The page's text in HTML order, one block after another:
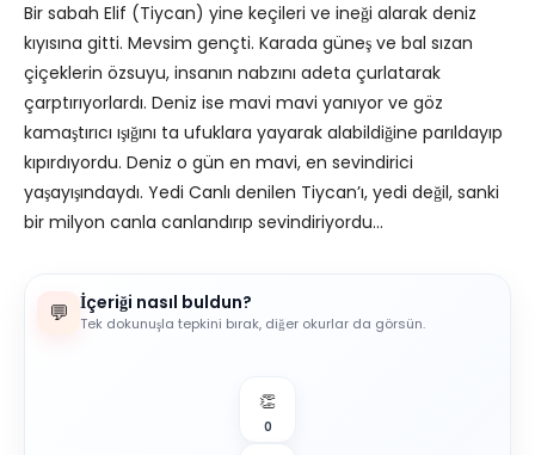
Bir sabah Elif (Tiycan) yine keçileri ve ineği alarak deniz
kıyısına gitti. Mevsim gençti. Karada güneş ve bal sızan
çiçeklerin özsuyu, insanın nabzını adeta çurlatarak
çarptırıyorlardı. Deniz ise mavi mavi yanıyor ve göz
kamaştırıcı ışığını ta ufuklara yayarak alabildiğine parıldayıp
kıpırdıyordu. Deniz o gün en mavi, en sevindirici
yaşayışındaydı. Yedi Canlı denilen Tiycan’ı, yedi değil, sanki
bir milyon canla canlandırıp sevindiriyordu…
💬 İçeriği nasıl buldun?
Tek dokunuşla tepkini bırak, diğer okurlar da görsün.
👏
0